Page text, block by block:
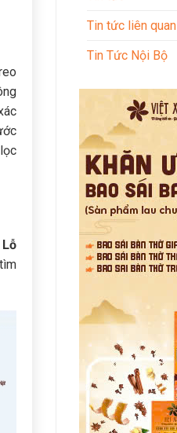
Tin tức liên quan
Tin Tức Nội Bộ